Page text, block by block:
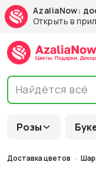
AzaliaNow:
Открыть в
Розы
Доставка цветов